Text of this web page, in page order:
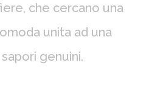
che cercano una
unita ad una
genuini.